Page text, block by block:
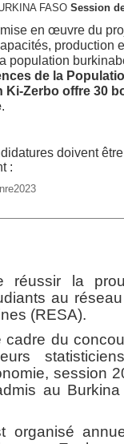
FASO Session
en œuvre du
production
population
de la
Ki-Zerbo offre 30
.
doivent
:
réussir la
au
(RESA).
cadre du
session
au
organisé